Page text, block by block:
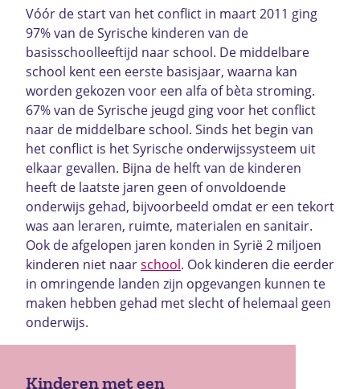
Vóór de start van het conflict in maart 2011 ging
97% van de Syrische kinderen van de
basisschoolleeftijd naar school. De middelbare
school kent een eerste basisjaar, waarna kan
worden gekozen voor een alfa of bèta stroming.
67% van de Syrische jeugd ging voor het conflict
naar de middelbare school. Sinds het begin van
het conflict is het Syrische onderwijssysteem uit
elkaar gevallen. Bijna de helft van de kinderen
heeft de laatste jaren geen of onvoldoende
onderwijs gehad, bijvoorbeeld omdat er een tekort
was aan leraren, ruimte, materialen en sanitair.
Ook de afgelopen jaren konden in Syrië 2 miljoen
kinderen niet naarschool. Ook kinderen die eerder
in omringende landen zijn opgevangen kunnen te
maken hebben gehad met slecht of helemaal geen
onderwijs.
Kinderen met een